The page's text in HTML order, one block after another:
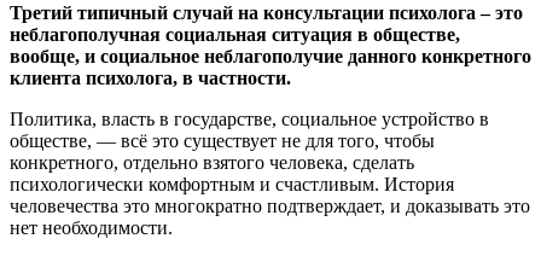
Третий типичный случай на консультации психолога – это
неблагополучная социальная ситуация в обществе,
вообще, и социальное неблагополучие данного конкретного
клиента психолога, в частности.
Политика, власть в государстве, социальное устройство в
обществе, — всё это существует не для того, чтобы
конкретного, отдельно взятого человека, сделать
психологически комфортным и счастливым. История
человечества это многократно подтверждает, и доказывать это
нет необходимости.